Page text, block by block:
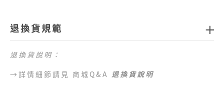
1.全站消費滿新臺幣
區 （澎湖、金門、馬祖、綠島、蘭嶼、小琉球等地
區）及海外地區暫不提供配送服務，敬請見諒。
退換貨規範
退換貨說明：
→詳情細節請見 商城Q&A 退換貨說明